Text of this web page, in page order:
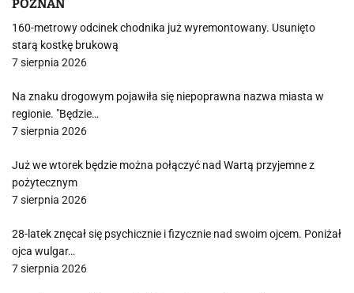
POZNAŃ
160-metrowy odcinek chodnika już wyremontowany. Usunięto
starą kostkę brukową
7 sierpnia 2026
Na znaku drogowym pojawiła się niepoprawna nazwa miasta w
regionie. "Będzie…
7 sierpnia 2026
Już we wtorek będzie można połączyć nad Wartą przyjemne z
pożytecznym
7 sierpnia 2026
28-latek znęcał się psychicznie i fizycznie nad swoim ojcem. Poniżał
ojca wulgar…
7 sierpnia 2026